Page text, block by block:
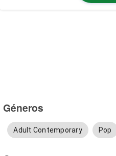
Géneros
Adult Contemporary Pop